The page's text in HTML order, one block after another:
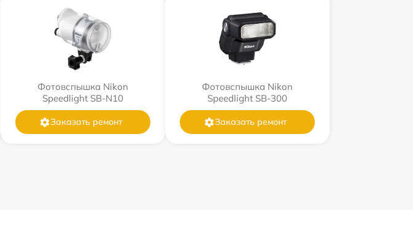
Фотовспышка Nikon
Speedlight SB-N10
Заказать ремонт
Фотовспышка Nikon
Speedlight SB-300
Заказать ремонт